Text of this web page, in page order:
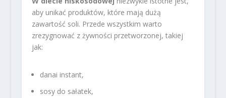
aby unikać produktów, które mają dużą
zawartość soli. Przede wszystkim warto
zrezygnować z żywności przetworzonej, takiej
jak:
danai instant,
sosy do sałatek,